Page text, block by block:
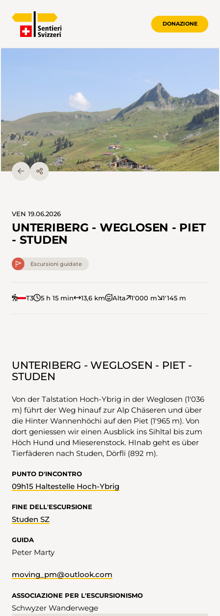
DONAZIONE
VEN 19.06.2026
UNTERIBERG - WEGLOSEN - PIET
- STUDEN
Escursioni guidate
T3 5 h 15 min 13,6 km Alta 1'000 m 1'145 m
UNTERIBERG - WEGLOSEN - PIET -
STUDEN
Von der Talstation Hoch-Ybrig in der Weglosen (1'036
m) führt der Weg hinauf zur Alp Chäseren und über
die Hinter Wannenhöchi auf den Piet (1'965 m). Von
dort geniessen wir einen Ausblick ins Sihltal bis zum
Höch Hund und Mieserenstock. HInab geht es über
Tierfäderen nach Studen, Dörfli (892 m).
PUNTO D'INCONTRO
09h15 Haltestelle Hoch-Ybrig
FINE DELL'ESCURSIONE
Studen SZ
GUIDA
Peter Marty
moving_pm@outlook.com
ASSOCIAZIONE PER L'ESCURSIONISMO
Schwyzer Wanderwege